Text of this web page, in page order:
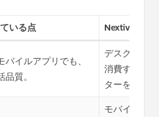
いる点 Nextivaの気
イルアプリでも、
質。
デスクトッ
消費する可
ターを遅く
モバイルア